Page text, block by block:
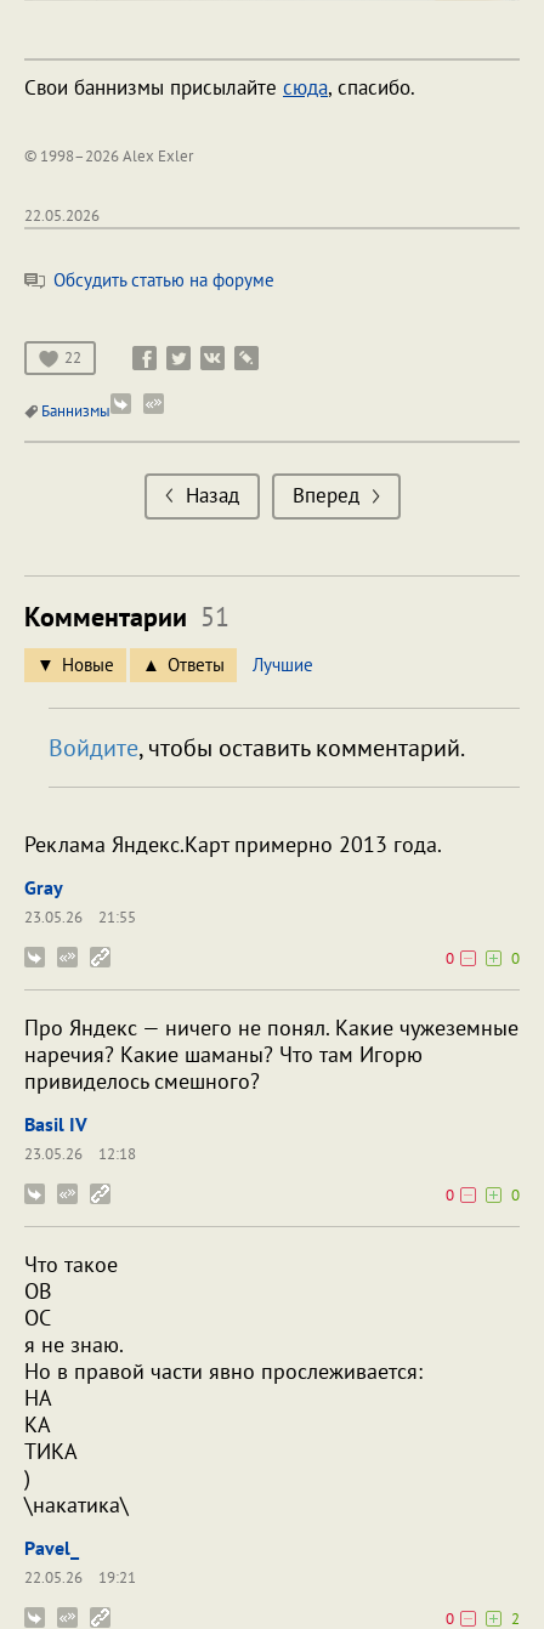
Свои баннизмы присылайте сюда, спасибо.
© 1998–2026 Alex Exler
22.05.2026
Обсудить статью на форуме
22
Баннизмы
Назад Вперед
Комментарии 51
Новые Ответы Лучшие
Войдите, чтобы оставить комментарий.
Реклама Яндекс.Карт примерно 2013 года.
Gray
23.05.26
21:55
0
0
Про Яндекс — ничего не понял. Какие чужеземные
наречия? Какие шаманы? Что там Игорю
привиделось смешного?
Bаsil IV
23.05.26
12:18
0
0
Что такое
ОВ
ОС
я не знаю.
Но в правой части явно прослеживается:
НА
КА
ТИКА
)
\накатика\
Pavel_
22.05.26
19:21
0
2